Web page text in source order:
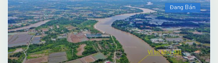
Đang Bán